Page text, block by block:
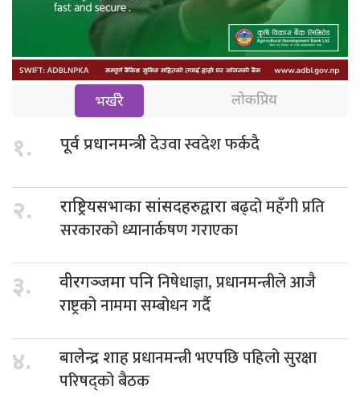
भर्खरै लोकप्रिय
१. पूर्व प्रधानमन्त्रीदेउवा स्वदेश फर्कदै
२. राष्ट्रियसभाका सांसदहरुद्वाराबढ्दो महँगी प्रति
सरकारको ध्यानार्कषण गराएका
३. वीरगञ्जमा पनिनिषेधाज्ञा, प्रधानमन्त्रीले आजै
राष्ट्रको नाममा सम्बोधन गर्दै
४. बालेन्द्र शाहप्रधानमन्त्री भएपछि पहिलो सुरक्षा
परिषद्को बैठक